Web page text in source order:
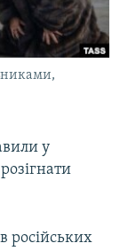
у
російських